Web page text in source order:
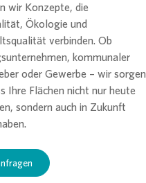
wir Konzepte, die
Ökologie und
verbinden. Ob
kommunaler
oder Gewerbe – wir sorgen
Ihre Flächen nicht nur heute
sondern auch in Zukunft